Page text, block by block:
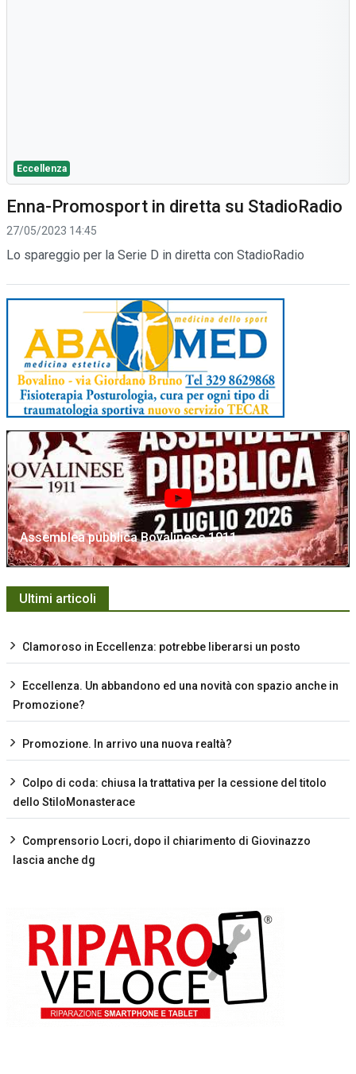
Eccellenza
Enna-Promosport in diretta su StadioRadio
27/05/2023 14:45
Lo spareggio per la Serie D in diretta con StadioRadio
Assemblea pubblica Bovalinese 1911
Ultimi articoli
Clamoroso in Eccellenza: potrebbe liberarsi un posto
Eccellenza. Un abbandono ed una novità con spazio anche in
Promozione?
Promozione. In arrivo una nuova realtà?
Colpo di coda: chiusa la trattativa per la cessione del titolo
dello StiloMonasterace
Comprensorio Locri, dopo il chiarimento di Giovinazzo
lascia anche dg